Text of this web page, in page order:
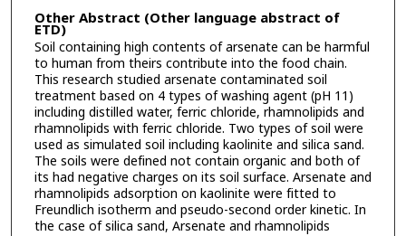
Other Abstract (Other language abstract of
ETD)
Soil containing high contents of arsenate can be harmful
to human from theirs contribute into the food chain.
This research studied arsenate contaminated soil
treatment based on 4 types of washing agent (pH 11)
including distilled water, ferric chloride, rhamnolipids and
rhamnolipids with ferric chloride. Two types of soil were
used as simulated soil including kaolinite and silica sand.
The soils were defined not contain organic and both of
its had negative charges on its soil surface. Arsenate and
rhamnolipids adsorption on kaolinite were fitted to
Freundlich isotherm and pseudo-second order kinetic. In
the case of silica sand, Arsenate and rhamnolipids